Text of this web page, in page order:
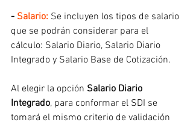
- Salario: Se incluyen los tipos de salario
que se podrán considerar para el
cálculo: Salario Diario, Salario Diario
Integrado y Salario Base de Cotización.
Al elegir la opción Salario Diario
Integrado, para conformar el SDI se
tomará el mismo criterio de validación